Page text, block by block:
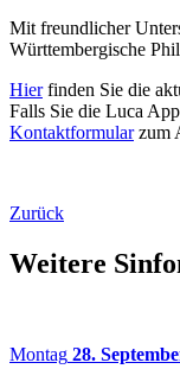
Mit freundlicher
Württembergische
Hierfinden Sie die
Falls Sie die Luca
Kontaktformularzum
Zurück
Weitere
Montag 28.